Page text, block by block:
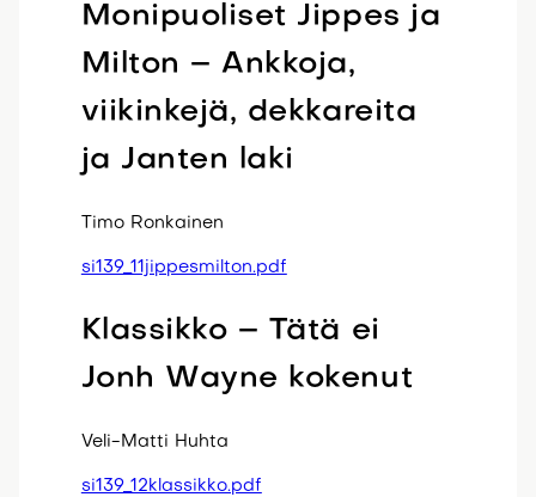
Monipuoliset Jippes ja
Milton – Ankkoja,
viikinkejä, dekkareita
ja Janten laki
Timo Ronkainen
si139_11jippesmilton.pdf
Klassikko – Tätä ei
Jonh Wayne kokenut
Veli-Matti Huhta
si139_12klassikko.pdf